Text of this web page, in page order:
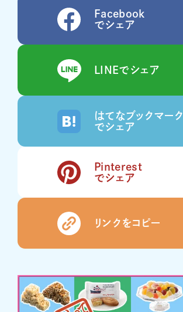
Facebook
でシェア
LINEでシェア
はてなブックマーク
でシェア
Pinterest
でシェア
リンクをコピー